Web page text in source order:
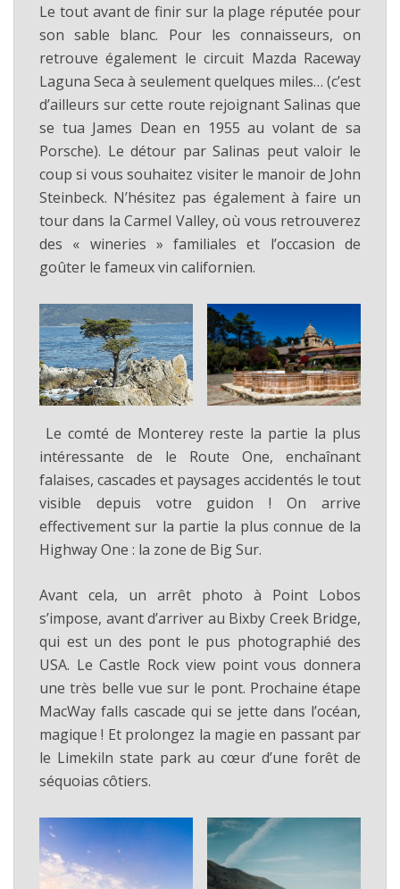
Le tout avant de finir sur la plage réputée pour
son sable blanc. Pour les connaisseurs, on
retrouve également le circuit Mazda Raceway
Laguna Seca à seulement quelques miles… (c’est
d’ailleurs sur cette route rejoignant Salinas que
se tua James Dean en 1955 au volant de sa
Porsche). Le détour par Salinas peut valoir le
coup si vous souhaitez visiter le manoir de John
Steinbeck. N’hésitez pas également à faire un
tour dans la Carmel Valley, où vous retrouverez
des « wineries » familiales et l’occasion de
goûter le fameux vin californien.
Le comté de Monterey reste la partie la plus
intéressante de le Route One, enchaînant
falaises, cascades et paysages accidentés le tout
visible depuis votre guidon ! On arrive
effectivement sur la partie la plus connue de la
Highway One : la zone de Big Sur.
Avant cela, un arrêt photo à Point Lobos
s’impose, avant d’arriver au Bixby Creek Bridge,
qui est un des pont le pus photographié des
USA. Le Castle Rock view point vous donnera
une très belle vue sur le pont. Prochaine étape
MacWay falls cascade qui se jette dans l’océan,
magique ! Et prolongez la magie en passant par
le Limekiln state park au cœur d’une forêt de
séquoias côtiers.